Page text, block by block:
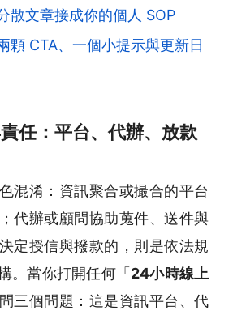
散文章接成你的個人 SOP
顆 CTA、一個小提示與更新日
任：平台、代辦、放款
混淆：資訊聚合或撮合的平台
代辦或顧問協助蒐件、送件與
定授信與撥款的，則是依法規
。當你打開任何「 24小時線上
三個問題：這是資訊平台、代